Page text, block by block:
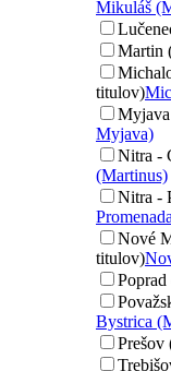
Mikuláš
Martin
titulov)
Myjava)
Nitra -
(Martinus)
Nitra -
Nové
titulov)
Bystrica
Prešov